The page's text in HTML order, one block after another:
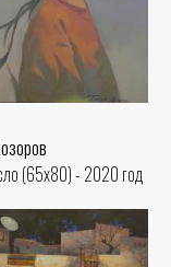
(65x80) - 2020 год